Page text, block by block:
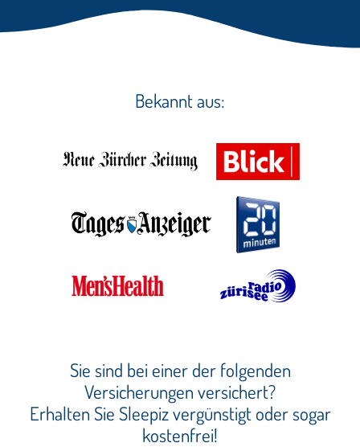
Bekannt aus:
Sie sind bei einer der folgenden
Versicherungen versichert?
Erhalten Sie Sleepiz vergünstigt oder sogar
kostenfrei!